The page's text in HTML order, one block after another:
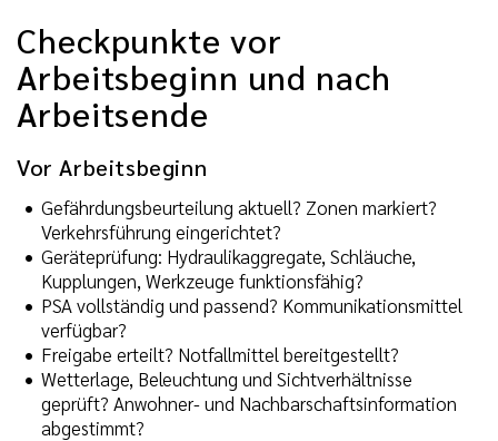
Checkpunkte vor
Arbeitsbeginn und nach
Arbeitsende
Vor Arbeitsbeginn
Gefährdungsbeurteilung aktuell? Zonen markiert?
Verkehrsführung eingerichtet?
Geräteprüfung: Hydraulikaggregate, Schläuche,
Kupplungen, Werkzeuge funktionsfähig?
PSA vollständig und passend? Kommunikationsmittel
verfügbar?
Freigabe erteilt? Notfallmittel bereitgestellt?
Wetterlage, Beleuchtung und Sichtverhältnisse
geprüft? Anwohner- und Nachbarschaftsinformation
abgestimmt?